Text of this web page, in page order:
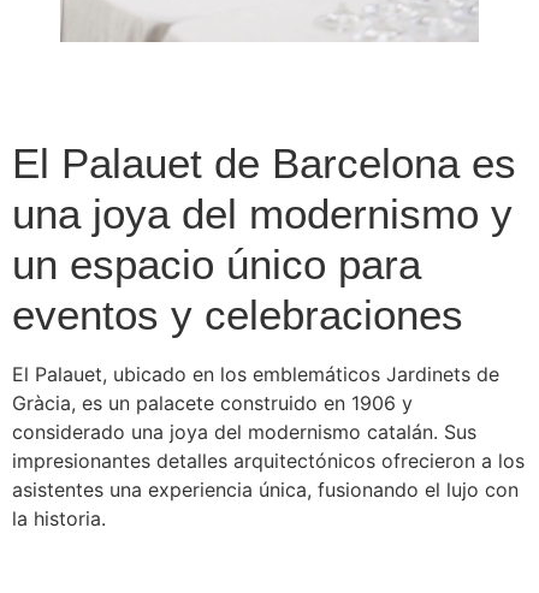
El Palauet de Barcelona es
una joya del modernismo y
un espacio único para
eventos y celebraciones
El Palauet, ubicado en los emblemáticos Jardinets de
Gràcia, es un palacete construido en 1906 y
considerado una joya del modernismo catalán. Sus
impresionantes detalles arquitectónicos ofrecieron a los
asistentes una experiencia única, fusionando el lujo con
la historia.